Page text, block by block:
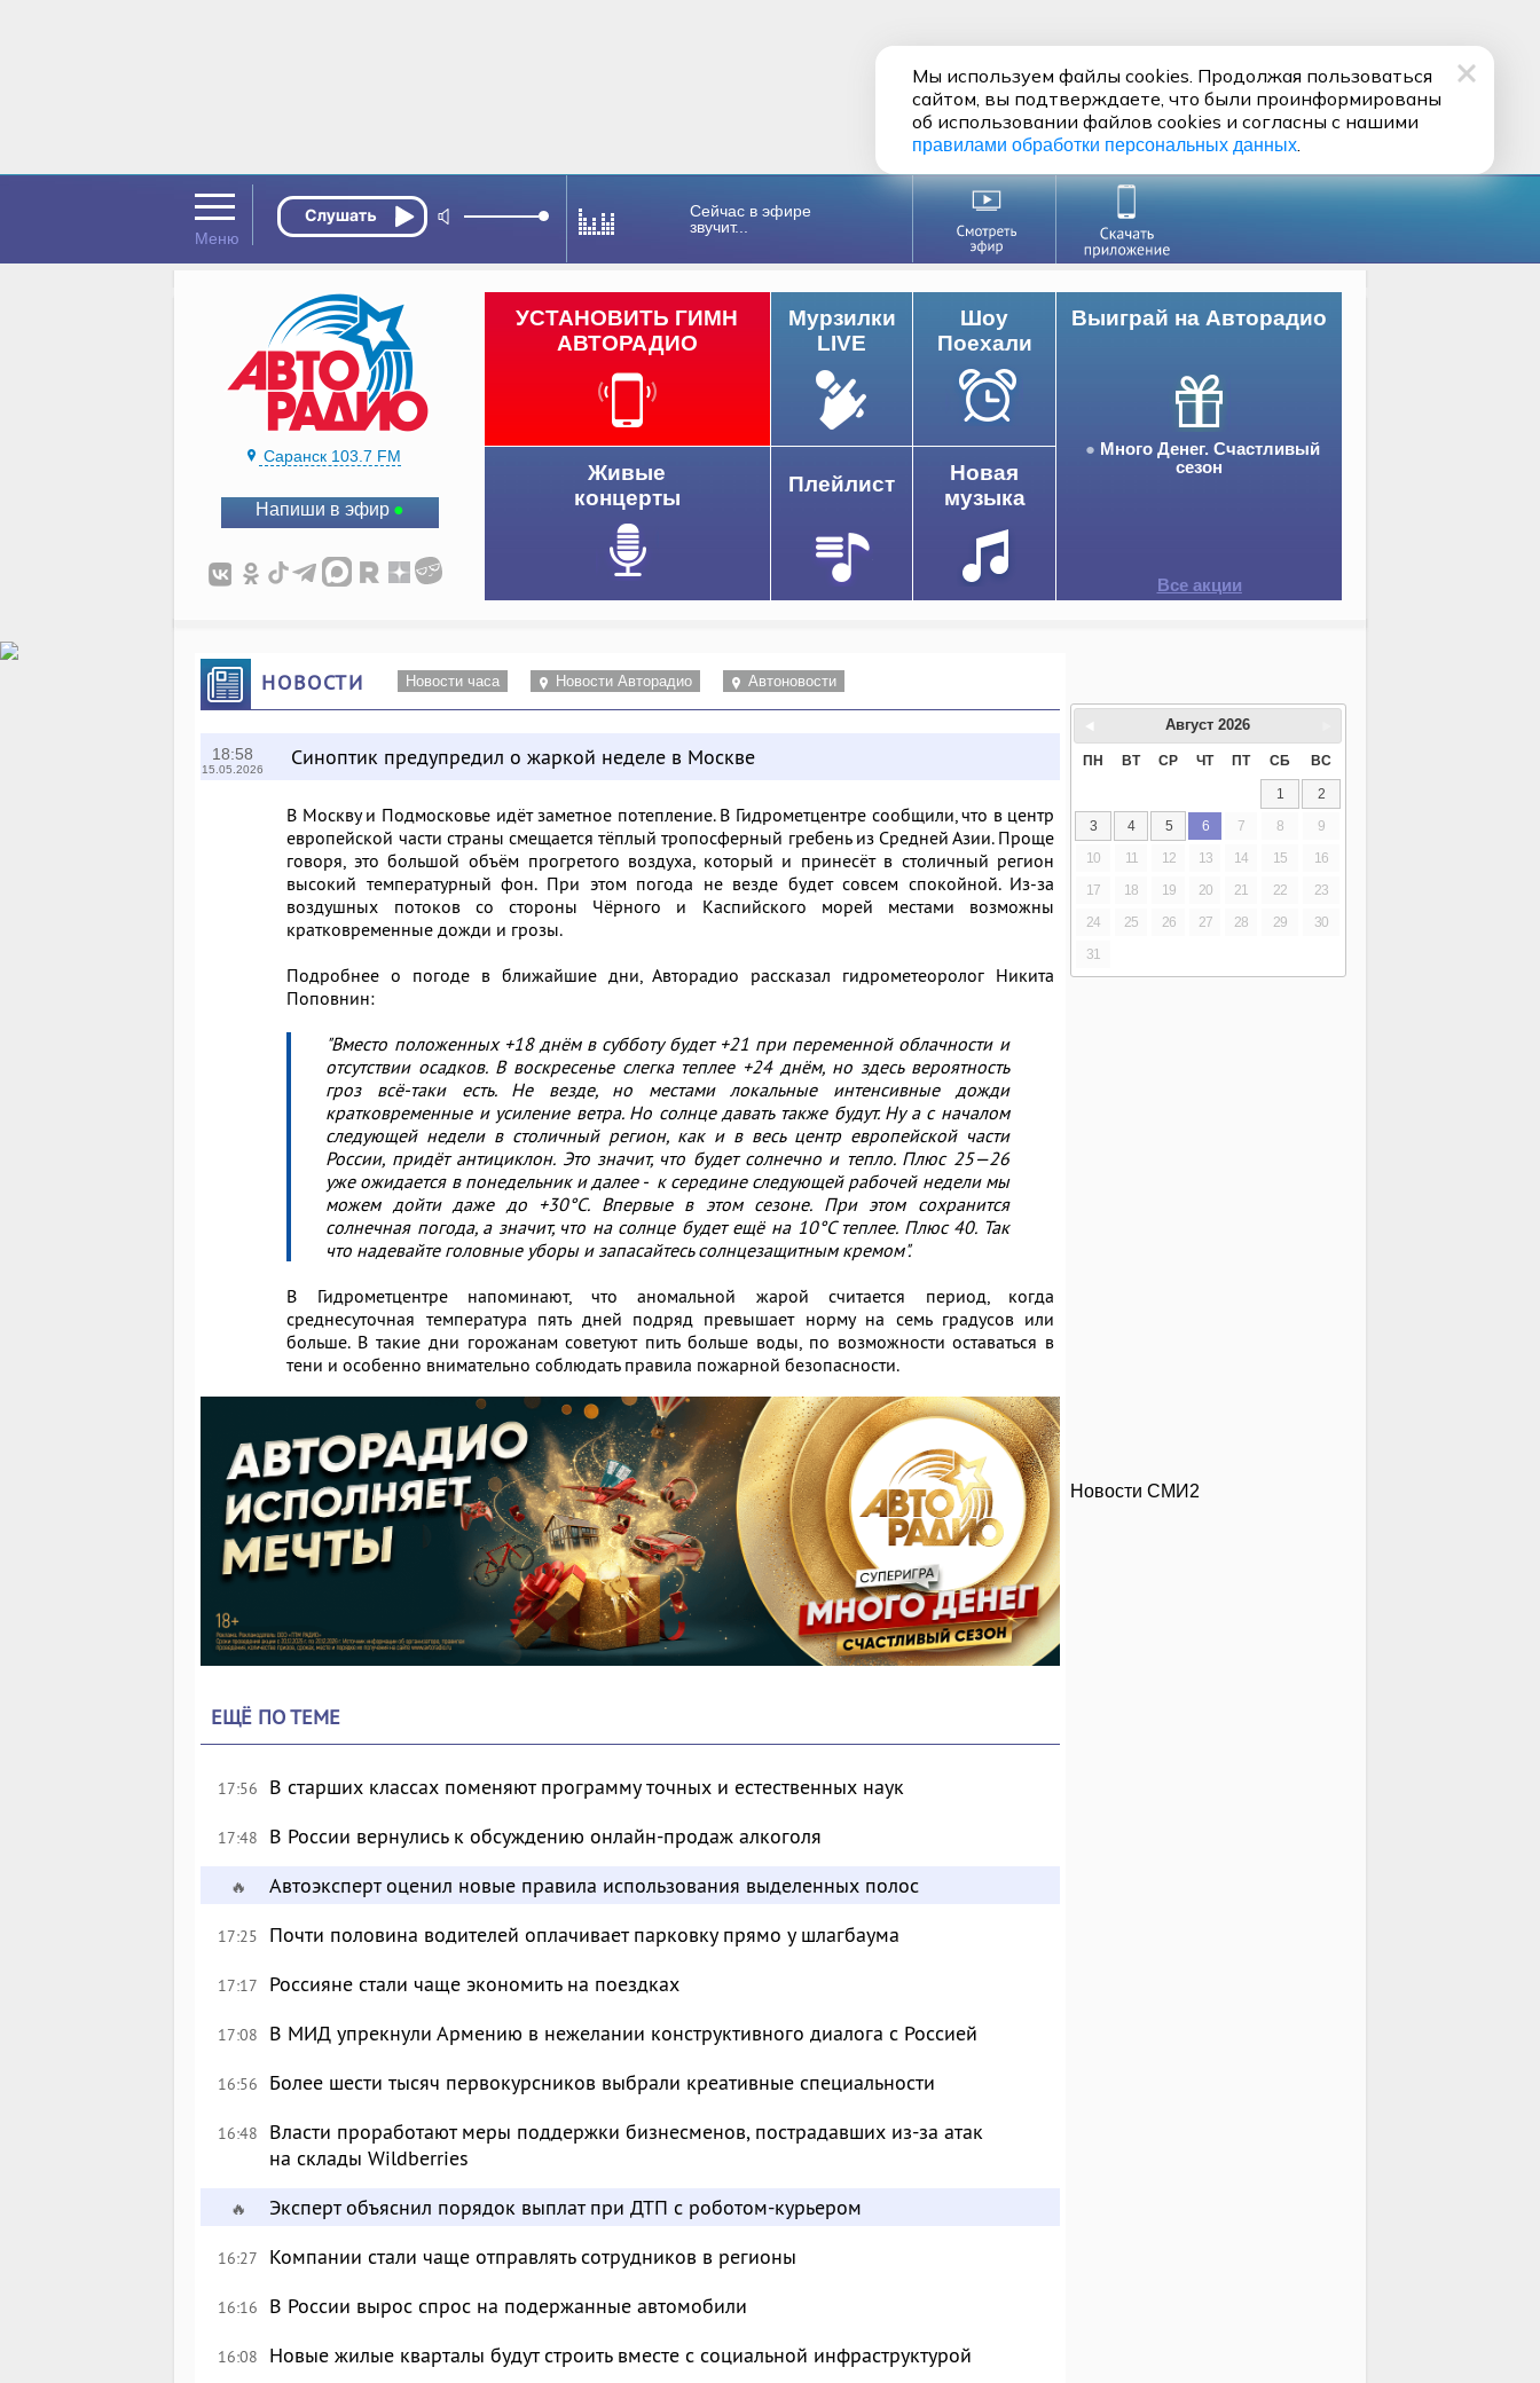
Сейчас в эфире
звучит...
Саранск 103.7 FM
Напиши в эфир
Выиграй на Авторадио
Много Денег. Счастливый
сезон
Все акции
УСТАНОВИТЬ ГИМН
АВТОРАДИО
Мурзилки
LIVE
Шоу
Поехали
Живые
концерты
Плейлист
Новая
музыка
НОВОСТИ Новости часа Новости Авторадио Автоновости
18:58
15.05.2026 Синоптик предупредил о жаркой неделе в Москве
В Москву и Подмосковье идёт заметное потепление. В Гидрометцентре сообщили, что в центр
европейской части страны смещается тёплый тропосферный гребень из Средней Азии. Проще
говоря, это большой объём прогретого воздуха, который и принесёт в столичный регион
высокий температурный фон. При этом погода не везде будет совсем спокойной. Из-за
воздушных потоков со стороны Чёрного и Каспийского морей местами возможны
кратковременные дожди и грозы.
Подробнее о погоде в ближайшие дни, Авторадио рассказал гидрометеоролог Никита
Поповнин:
"Вместо положенных +18 днём в субботу будет +21 при переменной облачности и
отсутствии осадков. В воскресенье слегка теплее +24 днём, но здесь вероятность
гроз всё-таки есть. Не везде, но местами локальные интенсивные дожди
кратковременные и усиление ветра. Но солнце давать также будут. Ну а с началом
следующей недели в столичный регион, как и в весь центр европейской части
России, придёт антициклон. Это значит, что будет солнечно и тепло. Плюс 25—26
уже ожидается в понедельник и далее - к середине следующей рабочей недели мы
можем дойти даже до +30°C. Впервые в этом сезоне. При этом сохранится
солнечная погода, а значит, что на солнце будет ещё на 10°C теплее. Плюс 40. Так
что надевайте головные уборы и запасайтесь солнцезащитным кремом".
В Гидрометцентре напоминают, что аномальной жарой считается период, когда
среднесуточная температура пять дней подряд превышает норму на семь градусов или
больше. В такие дни горожанам советуют пить больше воды, по возможности оставаться в
тени и особенно внимательно соблюдать правила пожарной безопасности.
ЕЩЁ ПО ТЕМЕ
17:56 В старших классах поменяют программу точных и естественных наук
17:48 В России вернулись к обсуждению онлайн-продаж алкоголя
🔥 Автоэксперт оценил новые правила использования выделенных полос
17:25 Почти половина водителей оплачивает парковку прямо у шлагбаума
17:17 Россияне стали чаще экономить на поездках
17:08 В МИД упрекнули Армению в нежелании конструктивного диалога с Россией
16:56 Более шести тысяч первокурсников выбрали креативные специальности
16:48
Власти проработают меры поддержки бизнесменов, пострадавших из-за атак
на склады Wildberries
🔥 Эксперт объяснил порядок выплат при ДТП с роботом-курьером
16:27 Компании стали чаще отправлять сотрудников в регионы
16:16 В России вырос спрос на подержанные автомобили
16:08 Новые жилые кварталы будут строить вместе с социальной инфраструктурой
Август 2026
ПН ВТ СР ЧТ ПТ СБ ВС
1
2
3
4 5 6 7 8
9
10
11 12 13 14 15
16
17
18 19 20 21 22
23
24
25 26 27 28 29
30
31
Новости СМИ2
Мы используем файлы cookies. Продолжая пользоваться
сайтом, вы подтверждаете, что были проинформированы
об использовании файлов cookies и согласны с нашими
правилами обработки персональных данных.